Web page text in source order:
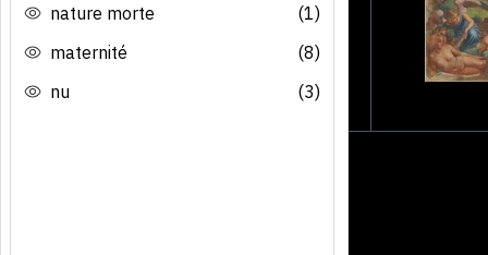
nature morte
(1)
maternité
(8)
nu
(3)